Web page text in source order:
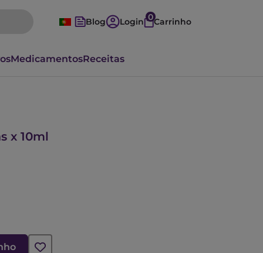
Blog Login 0Carrinho
MedicamentosReceitas
x 10ml